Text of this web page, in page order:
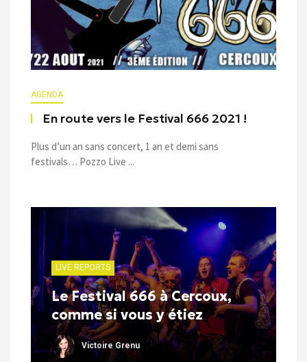
AGENDA
En route vers le Festival 666 2021 !
Plus d’un an sans concert, 1 an et demi sans
festivals… Pozzo Live ...
LIVE REPORTS
Le Festival 666 à Cercoux,
comme si vous y étiez
Victoire Grenu